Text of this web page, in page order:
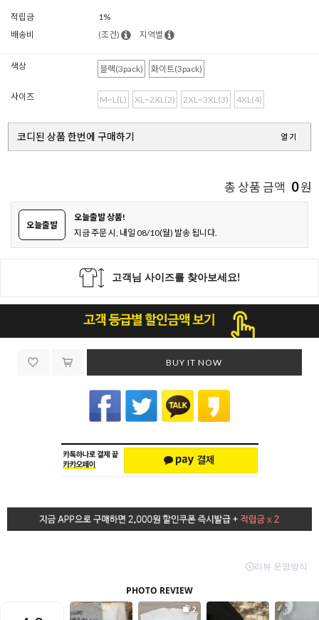
적립금
1%
배송비
(조건) 지역별
색상 블랙(3pack) 화이트(3pack)
사이즈 M~L(L) XL~2XL(2) 2XL~3XL(3) 4XL(4)
코디된 상품 한번에 구매하기 열기
총 상품 금액 0원
오늘출발
오늘출발 상품!
지금 주문 시, 내일 08/10(월) 발송 됩니다.
BUY IT NOW